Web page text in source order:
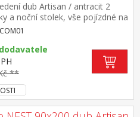
dub Artisan / antracit 2
a noční stolek, vše pojízdné na
sestavit se zásuvkami na L/P
nočního stolku (š/v/h) 45 × 48 ×
větší zásuvky (š/h/v) 108 × 62 ×
menší zásuvky (š/h/v) 89 × 42 ×
a noční stolek jsou v ceně,
nejsou v ceně doporučený
90 × 200 cm a rošt
výška matrace je 12
nosnosti zásuvek jsou uvedeny
**